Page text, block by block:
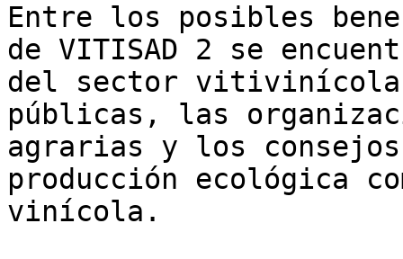
Entre los posibles
de VITISAD 2 se
del sector
públicas, las
agrarias y los
producción ecológica
vinícola.